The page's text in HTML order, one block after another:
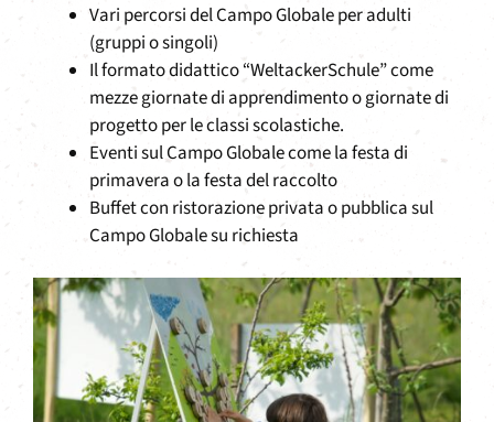
Vari percorsi del Campo Globale per adulti
(gruppi o singoli)
Il formato didattico “WeltackerSchule” come
mezze giornate di apprendimento o giornate di
progetto per le classi scolastiche.
Eventi sul Campo Globale come la festa di
primavera o la festa del raccolto
Buffet con ristorazione privata o pubblica sul
Campo Globale su richiesta